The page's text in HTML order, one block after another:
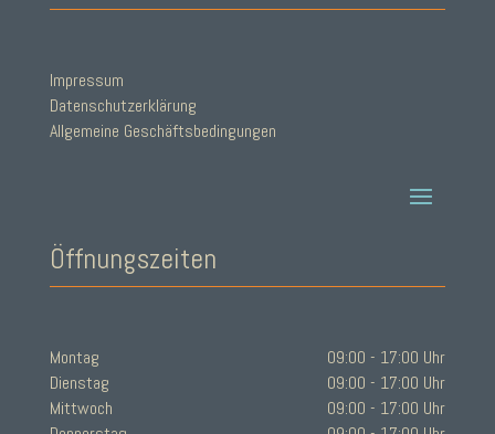
Impressum
Datenschutzerklärung
Allgemeine Geschäftsbedingungen
Öffnungszeiten
Montag
09:00 - 17:00 Uhr
Dienstag
09:00 - 17:00 Uhr
Mittwoch
09:00 - 17:00 Uhr